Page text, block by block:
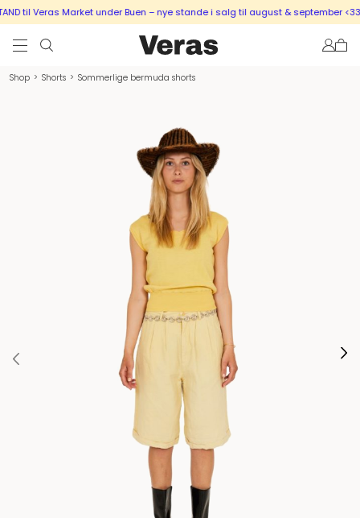
til Veras Market under Buen – nye stande i salg til august & september <333
Shop > Shorts > Sommerlige bermuda shorts